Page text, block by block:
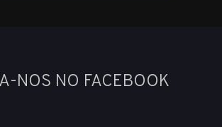
NOS NO FACEBOOK